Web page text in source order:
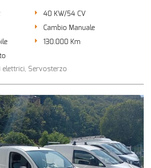
40 KW/54 CV
Cambio Manuale
130.000 Km
Servosterzo